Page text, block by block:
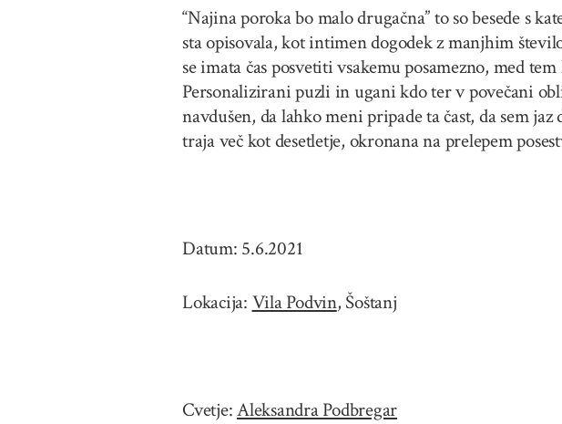
“Najina poroka bo malo drugačna” to so besede s
sta opisovala, kot intimen dogodek z manjhim
se imata čas posvetiti vsakemu posamezno, med
Personalizirani puzli in ugani kdo ter v povečani
navdušen, da lahko meni pripade ta čast, da sem
traja več kot desetletje, okronana na prelepem
Datum: 5.6.2021
Lokacija: Vila Podvin, Šoštanj
Cvetje:Aleksandra Podbregar